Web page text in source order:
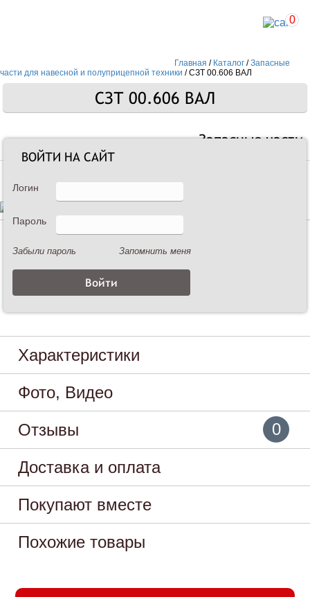
0
Главная / Каталог /Запасные
части для навесной и полуприцепной техники /СЗТ 00.606 ВАЛ
СЗТ 00.606 ВАЛ
Запасные части
Описание
СЗТ 00.606 ВАЛ
Характеристики
Фото, Видео
Отзывы
0
Доставка и оплата
Покупают вместе
Похожие товары
ВОЙТИ НА САЙТ
Логин
Пароль
Забыли пароль Запомнить меня